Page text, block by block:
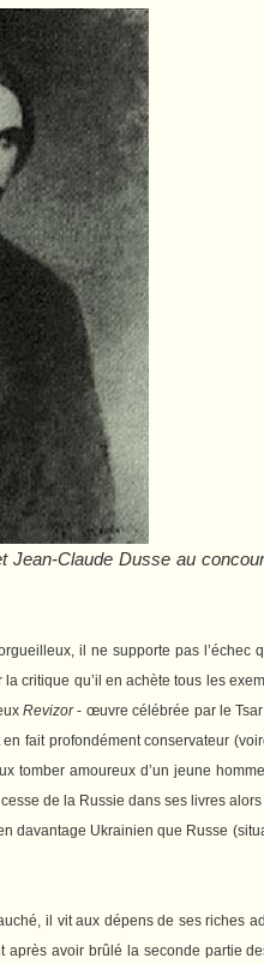
Jean-Claude Dusse au
il ne supporte pas
critique qu’il en achète tous les
Revizor- œuvre célébrée par le
fait profondément conservateur
tomber amoureux d’un jeune
de la Russie dans ses livres
davantage Ukrainien que Russe
il vit aux dépens de ses riches
après avoir brûlé la seconde partie